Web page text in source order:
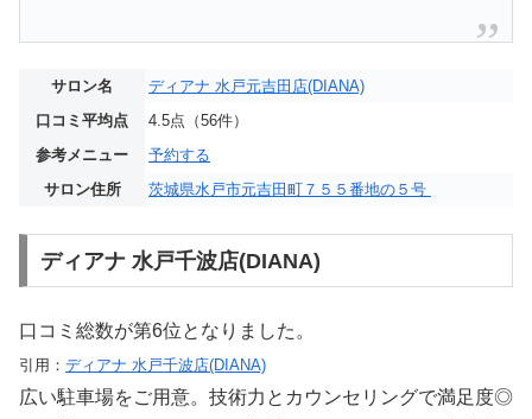
サロン名
ディアナ 水戸元吉田店(DIANA)
口コミ平均点
4.5点（56件）
参考メニュー
予約する
サロン住所
茨城県水戸市元吉田町７５５番地の５号
ディアナ 水戸千波店(DIANA)
口コミ総数が第6位となりました。
引用： ディアナ 水戸千波店(DIANA)
広い駐車場をご用意。技術力とカウンセリングで満足度◎